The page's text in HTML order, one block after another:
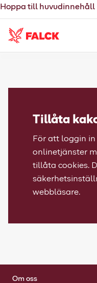
Hoppa till huvudinnehåll
Tillåta
För att loggin
onlinetjänster
tillåta cookies.
webbläsare.
Om oss